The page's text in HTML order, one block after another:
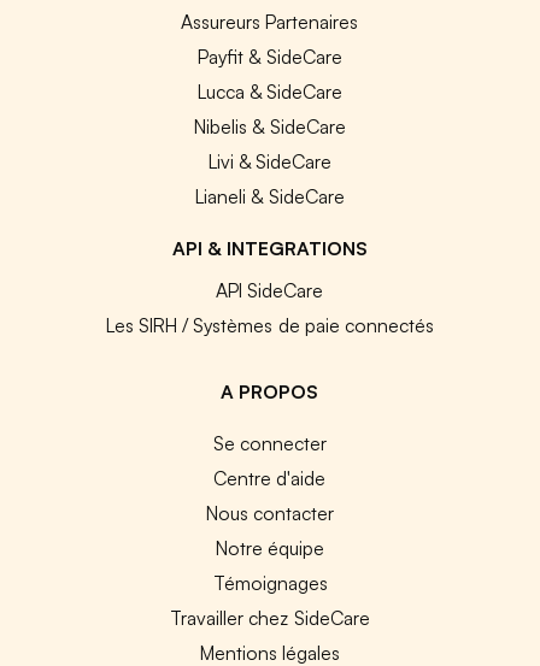
Assureurs Partenaires
Payfit & SideCare
Lucca & SideCare
Nibelis & SideCare
Livi & SideCare
Lianeli & SideCare
API & INTEGRATIONS
API SideCare
Les SIRH / Systèmes de paie connectés
A PROPOS
Se connecter
Centre d'aide
Nous contacter
Notre équipe
Témoignages
Travailler chez SideCare
Mentions légales